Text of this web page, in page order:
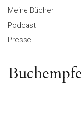
Meine Bücher
Podcast
Presse